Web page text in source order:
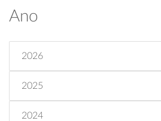
Ano
2026
2025
2024